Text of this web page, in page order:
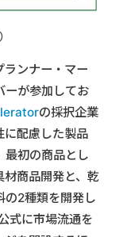
ランナー・マー
ーが参加してお
の採択企業
に配慮した製品
最初の商品とし
材商品開発と、乾
の2種類を開発し
式に市場流通を